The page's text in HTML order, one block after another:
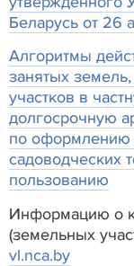
Беларусь от 26
Алгоритмы
занятых
участков в
долгосрочную
по оформлению
садоводческих
пользованию
Информацию о
(земельных
vl.nca.by